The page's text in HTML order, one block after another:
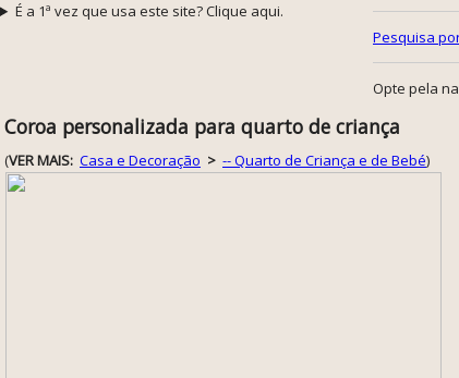
Pesquisa
Opte pela
É a 1ª vez que usa este site? Clique aqui.
Coroa personalizada para quarto de criança
(VER MAIS: Casa e Decoração > -- Quarto de Criança e de Bebé)